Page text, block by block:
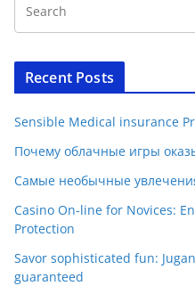
Recent Posts
Sensible Medical insurance
Почему облачные игры
Самые необычные
Casino On-line for Novices:
Protection
Savor sophisticated fun:
guaranteed